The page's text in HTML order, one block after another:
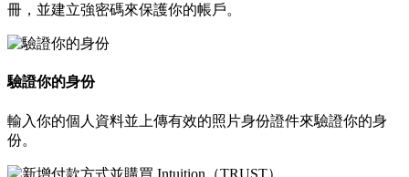
冊，並建立強密碼來保護你的帳戶。
驗證你的身份
輸入你的個人資料並上傳有效的照片身份證件來驗證你的身
份。